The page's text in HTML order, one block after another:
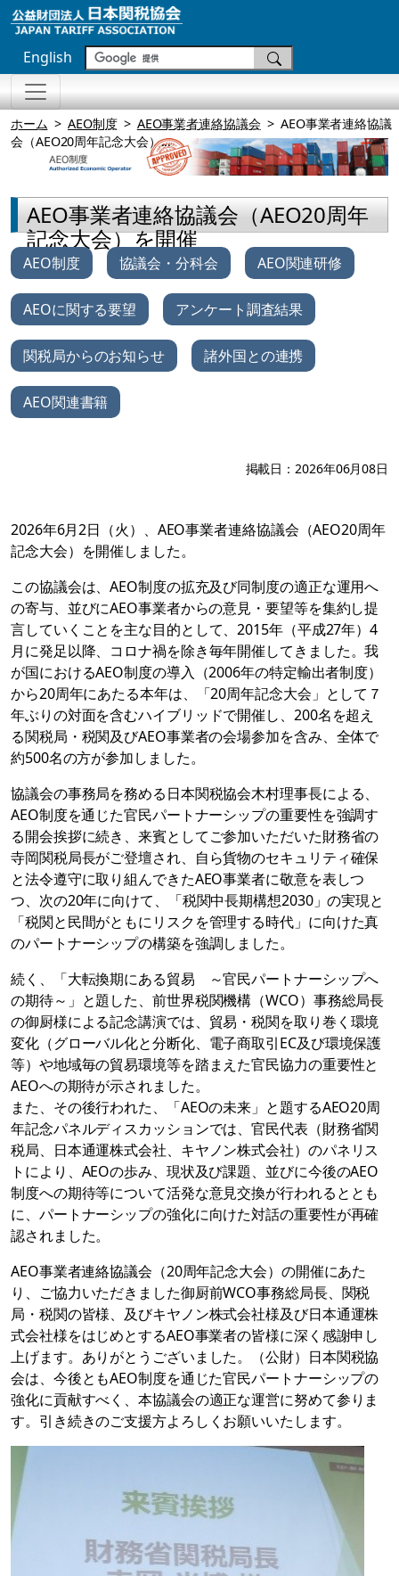
English
ホーム AEO制度 AEO事業者連絡協議会
AEO事業者連絡協議
会（AEO20周年記念大会）...
AEO事業者連絡協議会（AEO20周年
記念大会）を開催
AEO制度 協議会・分科会 AEO関連研修
AEOに関する要望 アンケート調査結果
関税局からのお知らせ 諸外国との連携
AEO関連書籍
掲載日：2026年06月08日
2026年6月2日（火）、AEO事業者連絡協議会（AEO20周年
記念大会）を開催しました。
この協議会は、AEO制度の拡充及び同制度の適正な運用へ
の寄与、並びにAEO事業者からの意見・要望等を集約し提
言していくことを主な目的として、2015年（平成27年）4
月に発足以降、コロナ禍を除き毎年開催してきました。我
が国におけるAEO制度の導入（2006年の特定輸出者制度）
から20周年にあたる本年は、「20周年記念大会」として７
年ぶりの対面を含むハイブリッドで開催し、200名を超え
る関税局・税関及びAEO事業者の会場参加を含み、全体で
約500名の方が参加しました。
協議会の事務局を務める日本関税協会木村理事長による、
AEO制度を通じた官民パートナーシップの重要性を強調す
る開会挨拶に続き、来賓としてご参加いただいた財務省の
寺岡関税局長がご登壇され、自ら貨物のセキュリティ確保
と法令遵守に取り組んできたAEO事業者に敬意を表しつ
つ、次の20年に向けて、「税関中長期構想2030」の実現と
「税関と民間がともにリスクを管理する時代」に向けた真
のパートナーシップの構築を強調しました。
続く、「大転換期にある貿易 ～官民パートナーシップへ
の期待～」と題した、前世界税関機構（WCO）事務総局長
の御厨様による記念講演では、貿易・税関を取り巻く環境
変化（グローバル化と分断化、電子商取引EC及び環境保護
等）や地域毎の貿易環境等を踏まえた官民協力の重要性と
AEOへの期待が示されました。
また、その後行われた、「AEOの未来」と題するAEO20周
年記念パネルディスカッションでは、官民代表（財務省関
税局、日本通運株式会社、キヤノン株式会社）のパネリス
トにより、AEOの歩み、現状及び課題、並びに今後のAEO
制度への期待等について活発な意見交換が行われるととも
に、パートナーシップの強化に向けた対話の重要性が再確
認されました。
AEO事業者連絡協議会（20周年記念大会）の開催にあた
り、ご協力いただきました御厨前WCO事務総局長、関税
局・税関の皆様、及びキヤノン株式会社様及び日本通運株
式会社様をはじめとするAEO事業者の皆様に深く感謝申し
上げます。ありがとうございました。（公財）日本関税協
会は、今後ともAEO制度を通じた官民パートナーシップの
強化に貢献すべく、本協議会の適正な運営に努めて参りま
す。引き続きのご支援方よろしくお願いいたします。